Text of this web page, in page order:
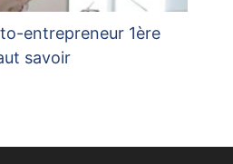
entrepreneur 1ère
savoir